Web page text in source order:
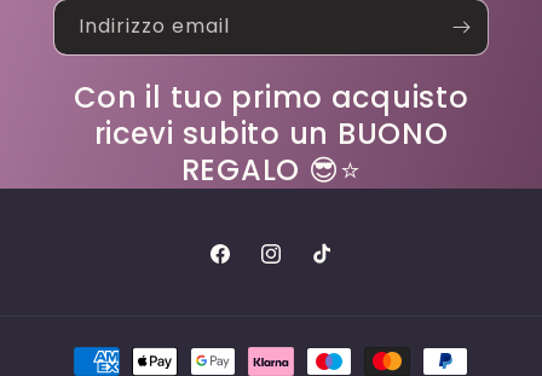
Indirizzo email
Con il tuo primo acquisto
ricevi subito un BUONO
REGALO 😎⭐
FacebookInstagram
TikTok
Metodi